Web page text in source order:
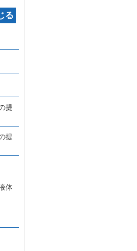
る
提
提
体